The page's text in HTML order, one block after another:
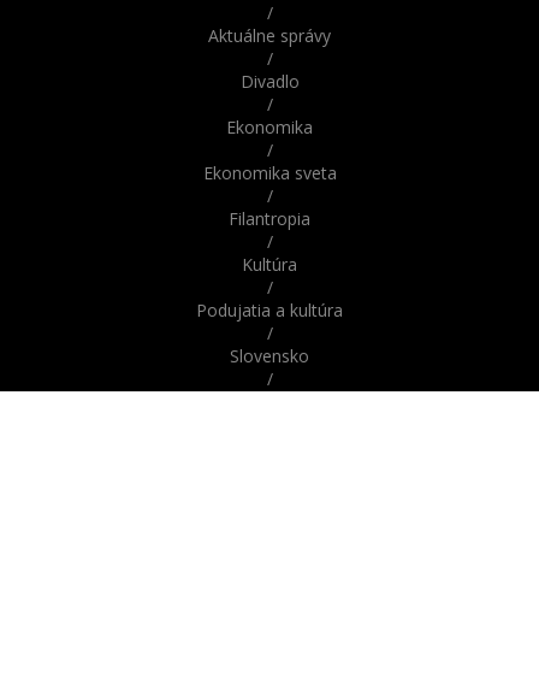
/
Aktuálne správy
/
Divadlo
/
Ekonomika
/
Ekonomika sveta
/
Filantropia
/
Kultúra
/
Podujatia a kultúra
/
Slovensko
/